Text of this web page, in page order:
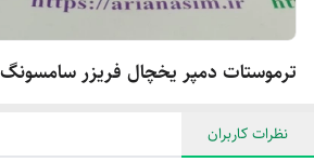
ترموستات دمپر یخچال فریزر
نظرات کاربران